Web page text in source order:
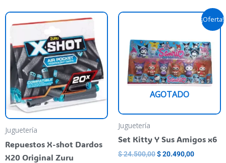
Juguetería
Repuestos X-shot Dardos
X20 Original Zuru
¡Oferta!
AGOTADO
Juguetería
Set Kitty Y Sus Amigos x6
$24.500,00
El
era:
$ 24.500,00.
$20.490,00
El
precio
actual
es:
$
se